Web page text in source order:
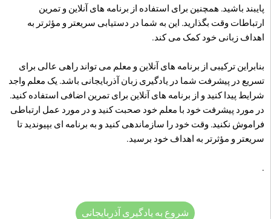
پایبند باشید. همچنین برای استفاده از برنامه های آنلاین و تمرین
ارتباطات وقت بگذارید. این به شما در دستیابی سریعتر و مؤثرتر به
اهداف زبانی خود کمک می کند.
بنابراین ترکیبی از برنامه های آنلاین و معلم می تواند راهی عالی برای
تسریع در پیشرفت شما در یادگیری زبان آذربایجانی باشد. یک معلم واجد
شرایط پیدا کنید و از برنامه های آنلاین برای تمرین اضافی استفاده کنید.
در مورد پیشرفت خود با معلم خود صحبت کنید و در مورد عمل ارتباطی
فراموش نکنید. وقت خود را سازماندهی کنید و به برنامه ای بپیوندید تا
سریعتر و مؤثرتر به اهداف خود برسید.
.
شروع به یادگیری آذربایجانی